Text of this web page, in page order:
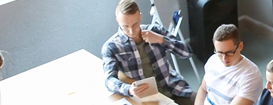
Vous souhaitez discuter de votre
projet IoT ?
Vous souhaitez obtenir de plus amples informations sur nos
produits et services ? Vous souhaitez que nous vous
accompagnions dans le déploiement de votre projet IoT ? Nous
sommes là pour vous.